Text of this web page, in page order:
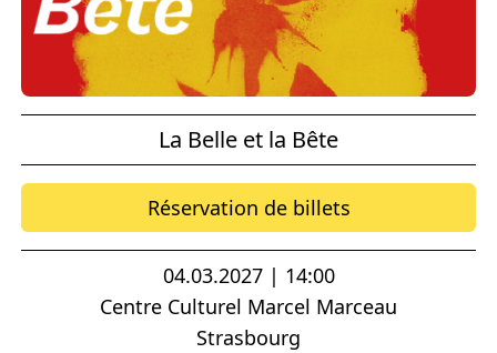
La Belle et la Bête
Réservation de billets
04.03.2027 | 14:00
Centre Culturel Marcel Marceau
Strasbourg